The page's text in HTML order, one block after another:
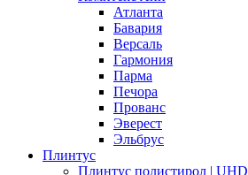
Атланта
Бавария
Версаль
Гармония
Парма
Печора
Прованс
Эверест
Эльбрус
Плинтус
Плинтус полистирол | UHD